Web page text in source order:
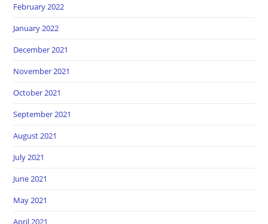
February 2022
January 2022
December 2021
November 2021
October 2021
September 2021
August 2021
July 2021
June 2021
May 2021
April 2021